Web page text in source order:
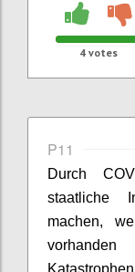
4 votes
P11
Durch
staatliche
machen,